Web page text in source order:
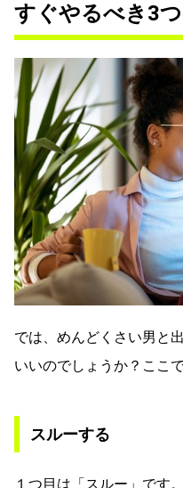
すぐやるべき3
では、めんどくさい男と
いいのでしょうか？ここ
スルーする
１つ目は「スルー」です。